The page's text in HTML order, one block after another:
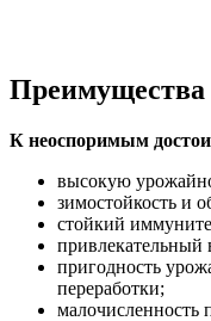
Преимущества
К неоспоримым
высокую
зимостойкость и
стойкий
привлекательный
пригодность
переработки;
малочисленность